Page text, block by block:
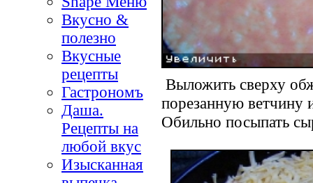
Вкусно &
полезно
Вкусные
рецепты
Гастрономъ
Даша.
Рецепты на
любой вкус
Изысканная
Выложить сверху
порезанную ветчину
Обильно посыпать